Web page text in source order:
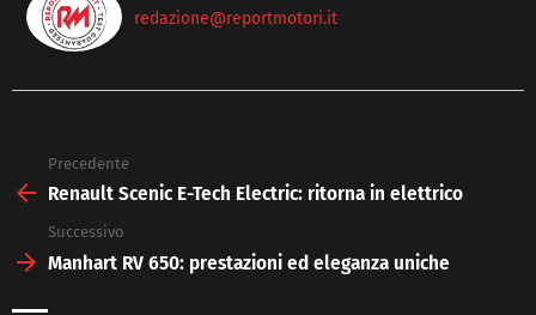
redazione@reportmotori.it
more
Precedente
Renault Scenic E-Tech Electric: ritorna in elettrico
Successivo
Manhart RV 650: prestazioni ed eleganza uniche